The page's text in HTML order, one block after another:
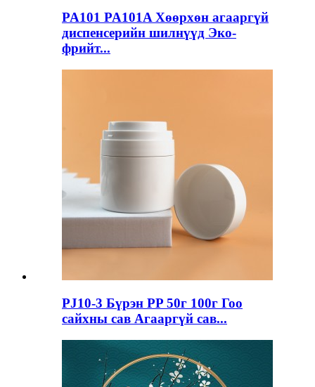
PA101 PA101A Хөөрхөн агааргүй
диспенсерийн шилнүүд Эко-
фрийт...
PJ10-3 Бүрэн PP 50г 100г Гоо
сайхны сав Агааргүй сав...